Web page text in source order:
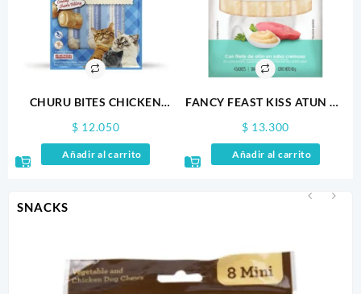
SNACKS
CHURU BITES CHICKEN
RECIPE X 3
$ 12.050
Añadir al carrito
FANCY FEAST KISS ATUN X4
$ 13.300
Añadir al carrito